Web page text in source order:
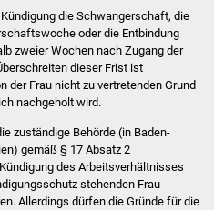
Veröffentlichungen
Ortsrecht
FNP / Bebauungspläne
Wahlen
Stadtinfo
die Schwangerschaft, die
oder die Entbindung
zweier Wochen nach Zugang der
dieser Frist ist
der Frau nicht zu vertretenden Grund
nachgeholt wird.
zuständige Behörde (in Baden-
gemäß § 17 Absatz 2
des Arbeitsverhältnisses
stehenden Frau
Allerdings dürfen die Gründe für die